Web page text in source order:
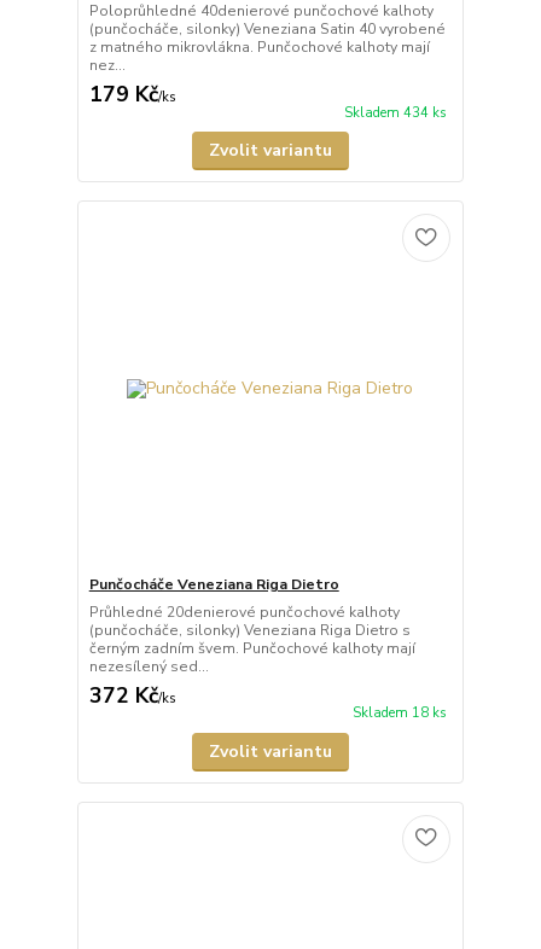
Poloprůhledné 40denierové punčochové kalhoty
(punčocháče, silonky) Veneziana Satin 40 vyrobené
z matného mikrovlákna. Punčochové kalhoty mají
nez...
179 Kč/ks
Skladem 434 ks
Zvolit variantu
Punčocháče Veneziana Riga Dietro
Průhledné 20denierové punčochové kalhoty
(punčocháče, silonky) Veneziana Riga Dietro s
černým zadním švem. Punčochové kalhoty mají
nezesílený sed...
372 Kč/ks
Skladem 18 ks
Zvolit variantu